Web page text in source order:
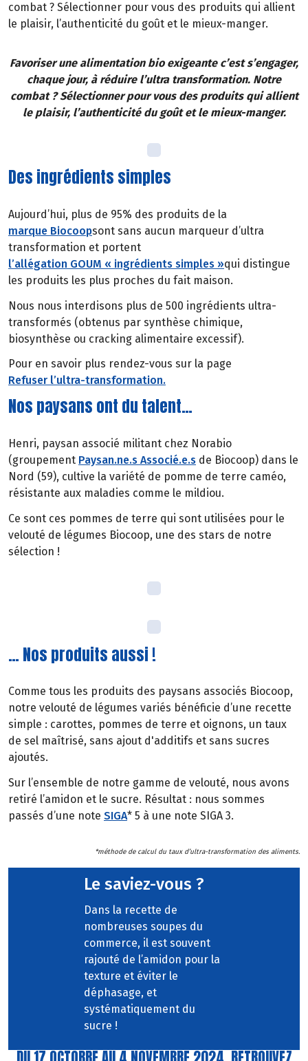
combat ? Sélectionner pour vous des produits qui allient
le plaisir, l’authenticité du goût et le mieux-manger.
Favoriser une alimentation bio exigeante c’est s’engager,
chaque jour, à réduire l’ultra transformation. Notre
combat ? Sélectionner pour vous des produits qui allient
le plaisir, l’authenticité du goût et le mieux-manger.
Des ingrédients simples
Aujourd’hui, plus de 95% des produits de la
marque Biocoopsont sans aucun marqueur d’ultra
transformation et portent
l’allégation GOUM « ingrédients simples »qui distingue
les produits les plus proches du fait maison.
Nous nous interdisons plus de 500 ingrédients ultra-
transformés (obtenus par synthèse chimique,
biosynthèse ou cracking alimentaire excessif).
Pour en savoir plus rendez-vous sur la page
Refuser l’ultra-transformation.
Nos paysans ont du talent…
Henri, paysan associé militant chez Norabio
(groupement Paysan.ne.s Associé.e.s de Biocoop) dans le
Nord (59), cultive la variété de pomme de terre caméo,
résistante aux maladies comme le mildiou.
Ce sont ces pommes de terre qui sont utilisées pour le
velouté de légumes Biocoop, une des stars de notre
sélection !
… Nos produits aussi !
Comme tous les produits des paysans associés Biocoop,
notre velouté de légumes variés bénéficie d’une recette
simple : carottes, pommes de terre et oignons, un taux
de sel maîtrisé, sans ajout d'additifs et sans sucres
ajoutés.
Sur l’ensemble de notre gamme de velouté, nous avons
retiré l’amidon et le sucre. Résultat : nous sommes
passés d’une note SIGA* 5 à une note SIGA 3.
*méthode de calcul du taux d’ultra-transformation des aliments.
Le saviez-vous ?
Dans la recette de
nombreuses soupes du
commerce, il est souvent
rajouté de l’amidon pour la
texture et éviter le
déphasage, et
systématiquement du
sucre !